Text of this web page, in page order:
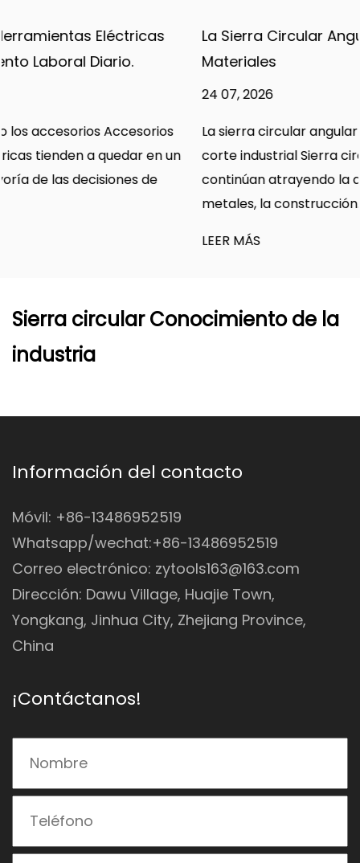
La Sierra Circular Angular Maneja Diversos
Materiales
La sierra circular angular amplía las capacidades de
corte industrial Sierra circular angular Los equipos
continúan atrayendo la atención en la fabricación de
Sierra circular Conocimiento de la
industria
Información del contacto
Móvil: +86-13486952519
Whatsapp/wechat:+86-13486952519
Correo electrónico: zytools163@163.com
Dirección: Dawu Village, Huajie Town,
Yongkang, Jinhua City, Zhejiang Province,
China
¡Contáctanos!